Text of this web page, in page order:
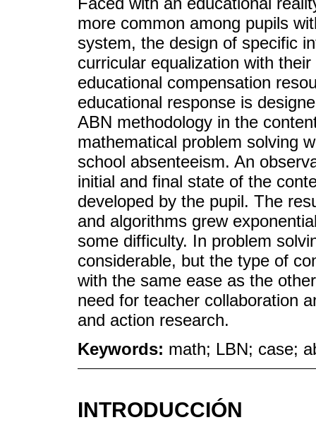
more common among pupils
system, the design of specific
curricular equalization with
educational compensation
educational response is
ABN methodology in the
mathematical problem solving
school absenteeism. An
initial and final state of the
developed by the pupil. The
and algorithms grew
some difficulty. In problem
considerable, but the type of
with the same ease as the
need for teacher collaboration
and action research.
Keywords: math; LBN; case;
INTRODUCCIÓN